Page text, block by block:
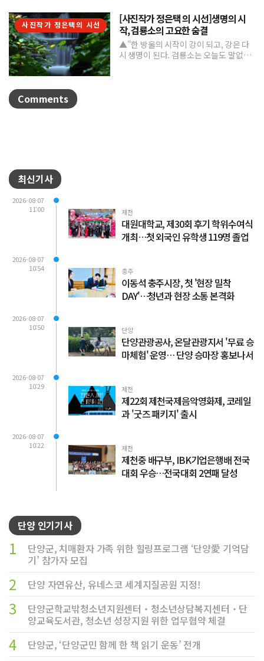
사진작가 정은택의 시선
[사진작가 정은택 의 시선]생명의 시
작, 검룡소의 고요한 숨결
▲"한 방울의 시작이 강이 되고, 강은 다
시 생명이 된다. 검룡소는 오늘도 말없이
Comments
최신기사
2026-08-07
11:00
제천
대원대학교, 제30회 후기 학위수여식
개최…첫 외국인 유학생 119명 졸업
2026-08-07
10:54
충주
이동석 충주시장, 첫 '현장 밀착
DAY'…청년과 현장 소통 본격화
2026-08-07
10:50
단양
단양관광공사, 온달관광지서 '무료 승
마체험' 운영… 단양 승마장 홍보나서
2026-08-07
10:29
제천
제22회 제천국제음악영화제, 코레일
과 '굿즈 패키지' 출시
2026-08-07
10:22
제천
제천중 배구부, IBK기업은행배 전국
대회 우승…전국대회 2연패 달성
단양 인기기사
1
단양군, 치매환자 가족 위한 힐링프로그램 ‘단양愛 기억담
기’ 참가자 모집
2 단양 자연유산, 유네스코 세계지질공원 지정!
3
단양군학교밖청소년지원센터‧청소년상담복지센터‧단
양교육도서관, 청소년 성장지원 위한 업무협약 체결
4 단양군, ‘단양군민 함께 한 책 읽기 운동’ 전개